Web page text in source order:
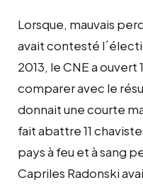
Lorsque, mauvais
avait contesté
2013, le CNE a
comparer avec le
donnait une courte
fait abattre 11
pays à feu et à sang
Capriles Radonski